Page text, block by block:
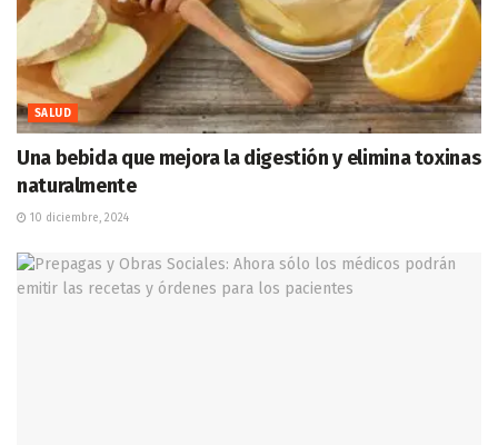
SALUD
Una bebida que mejora la digestión y elimina toxinas
naturalmente
10 diciembre, 2024